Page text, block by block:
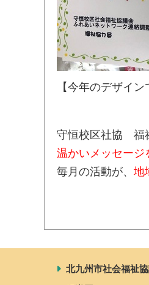
【今年のデザイン
守恒校区社協 福
温かいメッセー
毎月の活動が、 地
北九州市社会福祉